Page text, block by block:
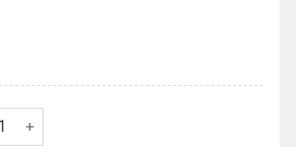
DELL KB216 USB số lượng